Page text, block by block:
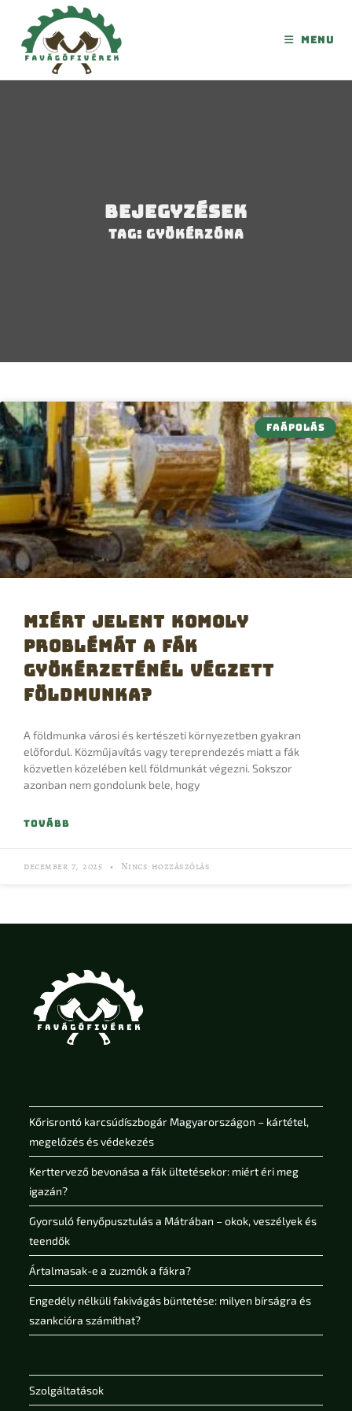
Menu
Bejegyzések
Tag: gyökérzóna
FAÁPOLÁS
Miért jelent komoly
problémát a fák
gyökérzeténél végzett
földmunka?
A földmunka városi és kertészeti környezetben gyakran
előfordul. Közműjavítás vagy tereprendezés miatt a fák
közvetlen közelében kell földmunkát végezni. Sokszor
azonban nem gondolunk bele, hogy
TOVÁBB
december 7, 2025 Nincs hozzászólás
Kőrisrontó karcsúdíszbogár Magyarországon – kártétel,
megelőzés és védekezés
Kerttervező bevonása a fák ültetésekor: miért éri meg
igazán?
Gyorsuló fenyőpusztulás a Mátrában – okok, veszélyek és
teendők
Ártalmasak-e a zuzmók a fákra?
Engedély nélküli fakivágás büntetése: milyen bírságra és
szankcióra számíthat?
Szolgáltatások